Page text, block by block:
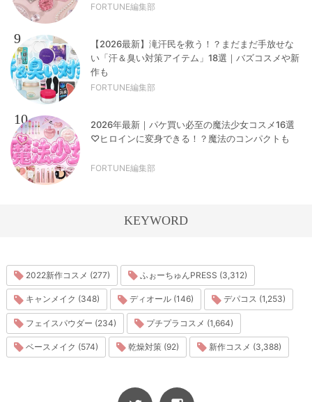
FORTUNE編集部
9
【2026最新】滝汗民を救う！？まだまだ手放せな
い「汗＆臭い対策アイテム」18選｜バズコスメや新
作も
FORTUNE編集部
10
2026年最新｜パケ買い必至の魔法少女コスメ16選
♡ヒロインに変身できる！？魔法のコンパクトも
FORTUNE編集部
KEYWORD
2022新作コスメ (277) ふぉーちゅんPRESS (3,312)
キャンメイク (348) ディオール (146) デパコス (1,253)
フェイスパウダー (234) プチプラコスメ (1,664)
ベースメイク (574) 乾燥対策 (92) 新作コスメ (3,388)